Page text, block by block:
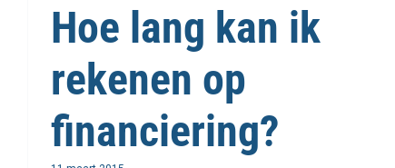
Hoe lang kan ik
rekenen op
financiering?